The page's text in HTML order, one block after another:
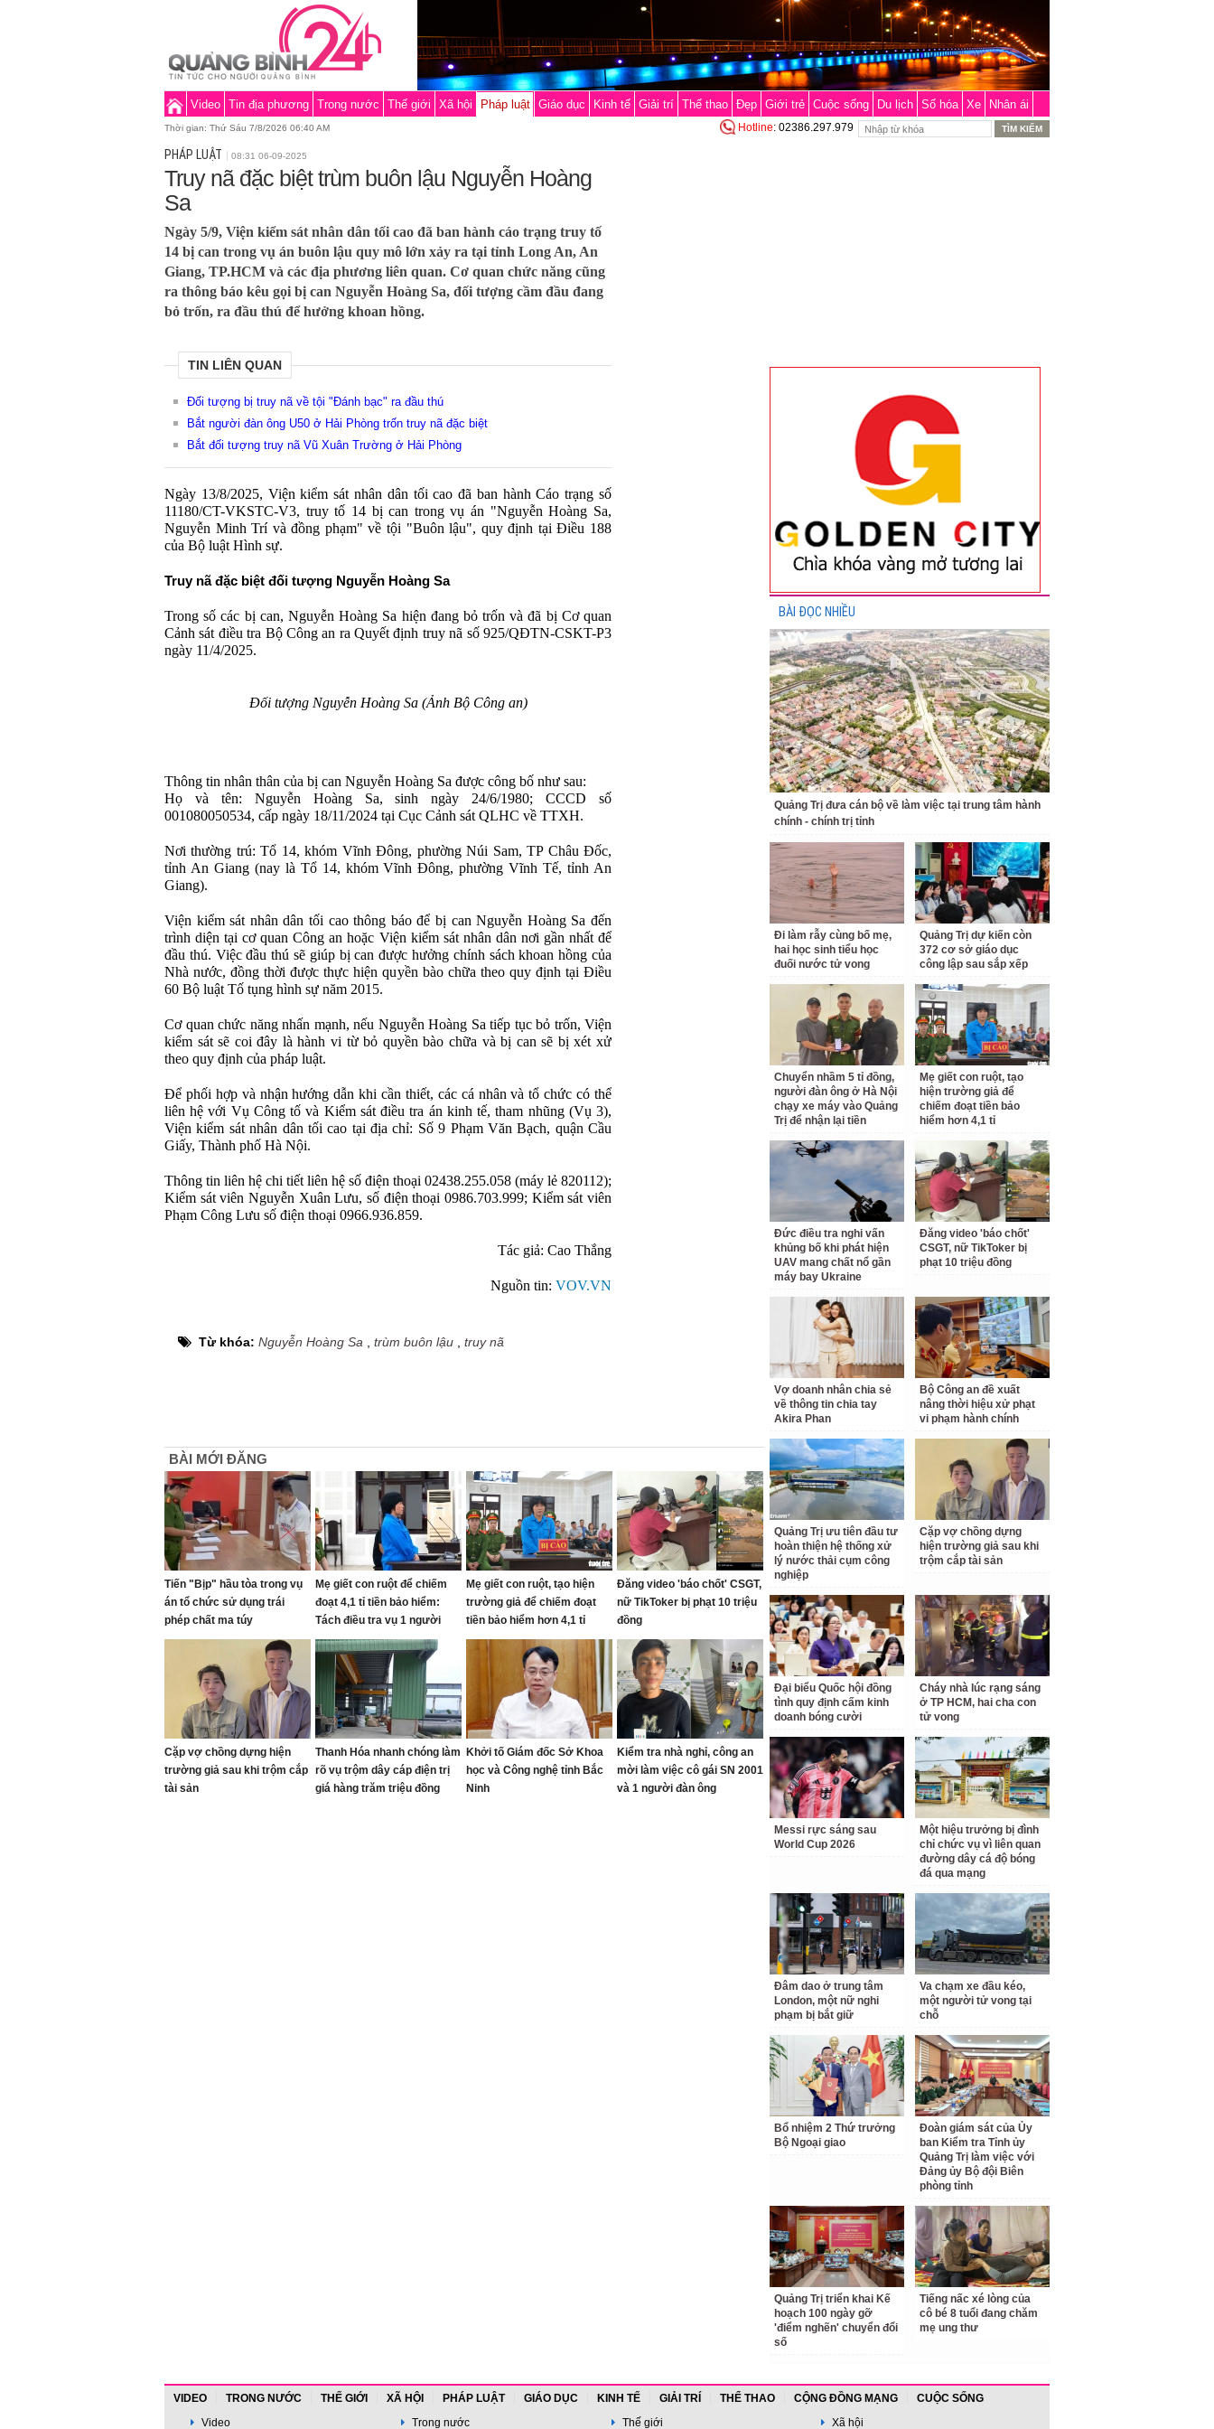
Video Tin địa phương Trong nước Thế giới Xã hội Pháp luật Giáo dục Kinh tế Giải trí Thể thao Đẹp Giới trẻ Cuộc sống Du lịch Số hóa Xe Nhân ái
Thời gian: Thứ Sáu 7/8/2026 06:40 AM Hotline: 02386.297.979
PHÁP LUẬT 08:31 06-09-2025
Truy nã đặc biệt trùm buôn lậu Nguyễn Hoàng
Sa
Ngày 5/9, Viện kiểm sát nhân dân tối cao đã ban hành cáo trạng truy tố
14 bị can trong vụ án buôn lậu quy mô lớn xảy ra tại tỉnh Long An, An
Giang, TP.HCM và các địa phương liên quan. Cơ quan chức năng cũng
ra thông báo kêu gọi bị can Nguyễn Hoàng Sa, đối tượng cầm đầu đang
bỏ trốn, ra đầu thú để hưởng khoan hồng.
TIN LIÊN QUAN
Đối tượng bị truy nã về tội "Đánh bạc" ra đầu thú
Bắt người đàn ông U50 ở Hải Phòng trốn truy nã đặc biệt
Bắt đối tượng truy nã Vũ Xuân Trường ở Hải Phòng
Ngày 13/8/2025, Viện kiểm sát nhân dân tối cao đã ban hành Cáo trạng số
11180/CT-VKSTC-V3, truy tố 14 bị can trong vụ án "Nguyễn Hoàng Sa,
Nguyễn Minh Trí và đồng phạm" về tội "Buôn lậu", quy định tại Điều 188
của Bộ luật Hình sự.
Truy nã đặc biệt đối tượng Nguyễn Hoàng Sa
Trong số các bị can, Nguyễn Hoàng Sa hiện đang bỏ trốn và đã bị Cơ quan
Cảnh sát điều tra Bộ Công an ra Quyết định truy nã số 925/QĐTN-CSKT-P3
ngày 11/4/2025.
Đối tượng Nguyễn Hoàng Sa (Ảnh Bộ Công an)
Thông tin nhân thân của bị can Nguyễn Hoàng Sa được công bố như sau:
Họ và tên: Nguyễn Hoàng Sa, sinh ngày 24/6/1980; CCCD số
001080050534, cấp ngày 18/11/2024 tại Cục Cảnh sát QLHC về TTXH.
Nơi thường trú: Tổ 14, khóm Vĩnh Đông, phường Núi Sam, TP Châu Đốc,
tỉnh An Giang (nay là Tổ 14, khóm Vĩnh Đông, phường Vĩnh Tế, tỉnh An
Giang).
Viện kiểm sát nhân dân tối cao thông báo để bị can Nguyễn Hoàng Sa đến
trình diện tại cơ quan Công an hoặc Viện kiểm sát nhân dân nơi gần nhất để
đầu thú. Việc đầu thú sẽ giúp bị can được hưởng chính sách khoan hồng của
Nhà nước, đồng thời được thực hiện quyền bào chữa theo quy định tại Điều
60 Bộ luật Tố tụng hình sự năm 2015.
Cơ quan chức năng nhấn mạnh, nếu Nguyễn Hoàng Sa tiếp tục bỏ trốn, Viện
kiểm sát sẽ coi đây là hành vi từ bỏ quyền bào chữa và bị can sẽ bị xét xử
theo quy định của pháp luật.
Để phối hợp và nhận hướng dẫn khi cần thiết, các cá nhân và tổ chức có thể
liên hệ với Vụ Công tố và Kiểm sát điều tra án kinh tế, tham nhũng (Vụ 3),
Viện kiểm sát nhân dân tối cao tại địa chỉ: Số 9 Phạm Văn Bạch, quận Cầu
Giấy, Thành phố Hà Nội.
Thông tin liên hệ chi tiết liên hệ số điện thoại 02438.255.058 (máy lẻ 820112);
Kiểm sát viên Nguyễn Xuân Lưu, số điện thoại 0986.703.999; Kiểm sát viên
Phạm Công Lưu số điện thoại 0966.936.859.
Tác giả: Cao Thắng
Nguồn tin: VOV.VN
Từ khóa: Nguyễn Hoàng Sa trùm buôn lậu truy nã
BÀI MỚI ĐĂNG
Tiến "Bịp" hầu tòa trong vụ
án tổ chức sử dụng trái
phép chất ma túy
Mẹ giết con ruột để chiếm
đoạt 4,1 tỉ tiền bảo hiểm:
Tách điều tra vụ 1 người
con khác tử vong
Mẹ giết con ruột, tạo hiện
trường giả để chiếm đoạt
tiền bảo hiểm hơn 4,1 tỉ
Đăng video 'báo chốt' CSGT,
nữ TikToker bị phạt 10 triệu
đồng
Cặp vợ chồng dựng hiện
trường giả sau khi trộm cắp
tài sản
Thanh Hóa nhanh chóng làm
rõ vụ trộm dây cáp điện trị
giá hàng trăm triệu đồng
Khởi tố Giám đốc Sở Khoa
học và Công nghệ tỉnh Bắc
Ninh
Kiểm tra nhà nghỉ, công an
mời làm việc cô gái SN 2001
và 1 người đàn ông
BÀI ĐỌC NHIỀU
Quảng Trị đưa cán bộ về làm việc tại trung tâm hành
chính - chính trị tỉnh
Đi làm rẫy cùng bố mẹ,
hai học sinh tiểu học
đuối nước tử vong
Quảng Trị dự kiến còn
372 cơ sở giáo dục
công lập sau sắp xếp
Chuyển nhầm 5 tỉ đồng,
người đàn ông ở Hà Nội
chạy xe máy vào Quảng
Trị để nhận lại tiền
Mẹ giết con ruột, tạo
hiện trường giả để
chiếm đoạt tiền bảo
hiểm hơn 4,1 tỉ
Đức điều tra nghi vấn
khủng bố khi phát hiện
UAV mang chất nổ gần
máy bay Ukraine
Đăng video 'báo chốt'
CSGT, nữ TikToker bị
phạt 10 triệu đồng
Vợ doanh nhân chia sẻ
về thông tin chia tay
Akira Phan
Bộ Công an đề xuất
nâng thời hiệu xử phạt
vi phạm hành chính
Quảng Trị ưu tiên đầu tư
hoàn thiện hệ thống xử
lý nước thải cụm công
nghiệp
Cặp vợ chồng dựng
hiện trường giả sau khi
trộm cắp tài sản
Đại biểu Quốc hội đồng
tình quy định cấm kinh
doanh bóng cười
Cháy nhà lúc rạng sáng
ở TP HCM, hai cha con
tử vong
Messi rực sáng sau
World Cup 2026
Một hiệu trưởng bị đình
chỉ chức vụ vì liên quan
đường dây cá độ bóng
đá qua mạng
Đâm dao ở trung tâm
London, một nữ nghi
phạm bị bắt giữ
Va chạm xe đầu kéo,
một người tử vong tại
chỗ
Bổ nhiệm 2 Thứ trưởng
Bộ Ngoại giao
Đoàn giám sát của Ủy
ban Kiểm tra Tỉnh ủy
Quảng Trị làm việc với
Đảng ủy Bộ đội Biên
phòng tỉnh
Quảng Trị triển khai Kế
hoạch 100 ngày gỡ
'điểm nghẽn' chuyển đổi
số
Tiếng nấc xé lòng của
cô bé 8 tuổi đang chăm
mẹ ung thư
VIDEO TRONG NƯỚC THẾ GIỚI XÃ HỘI PHÁP LUẬT GIÁO DỤC KINH TẾ GIẢI TRÍ THỂ THAO CỘNG ĐỒNG MẠNG
CUỘC SỐNG
Video
Trong nước Thế giới Xã hội